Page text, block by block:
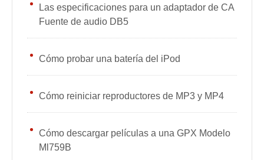
Las especificaciones para un adaptador de CA
Fuente de audio DB5
Cómo probar una batería del iPod
Cómo reiniciar reproductores de MP3 y MP4
Cómo descargar películas a una GPX Modelo
Ml759B